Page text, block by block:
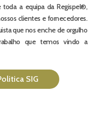
a equipa da Regispel®,
clientes e fornecedores.
que nos enche de orgulho
que temos vindo a
SIG